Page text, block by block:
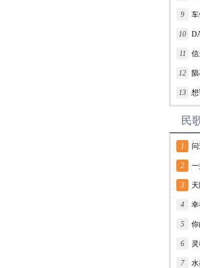
9 车
10
11 信
12
13
民
1 问
2
3
4
5
6
7